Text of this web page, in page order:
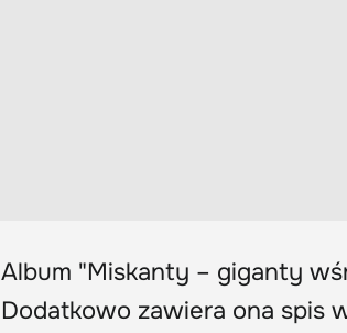
Album "Miskanty – giganty
Dodatkowo zawiera ona spis